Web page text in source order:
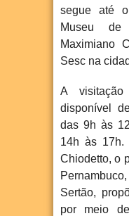
segue até
Museu
Maximiano
Sesc na
A
disponível
das 9h às
14h às 17h.
Chiodetto, o
Sertão,
por meio